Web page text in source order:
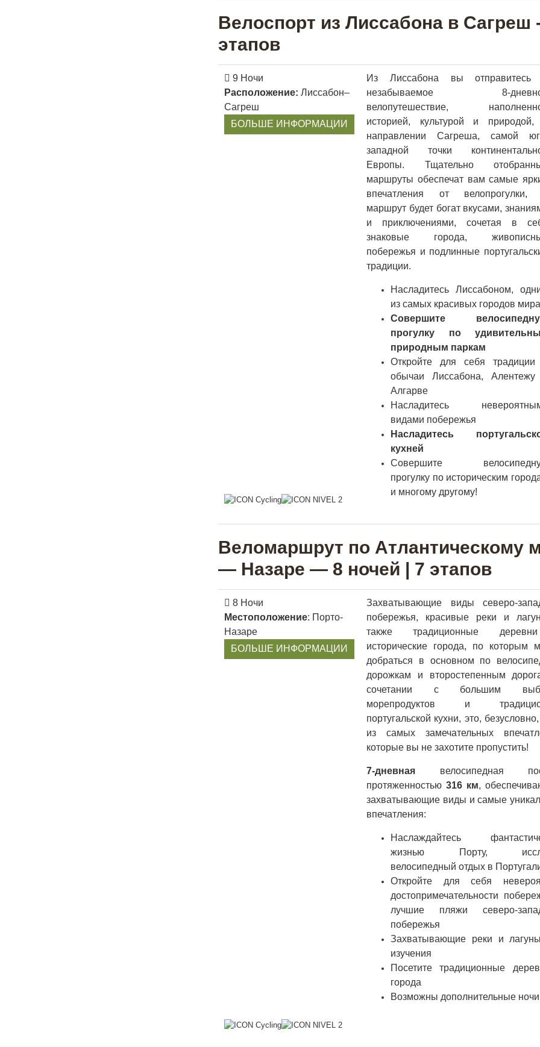
Велоспорт из Лиссабона в Сагреш
этапов
9 Ночи
Расположение: Лиссабон–
Сагреш
БОЛЬШЕ ИНФОРМАЦИИ
Из Лиссабона вы отправитесь
незабываемое 8-
велопутешествие,
историей, культурой и
направлении Сагреша, самой
западной точки
Европы. Тщательно
маршруты обеспечат вам самые
впечатления от велопрогулки,
маршрут будет богат вкусами,
и приключениями, сочетая в
знаковые города,
побережья и подлинные
традиции.
Насладитесь Лиссабоном,
из самых красивых городов мира
Совершите
прогулку по
природным паркам
Откройте для себя
обычаи Лиссабона,
Алгарве
Насладитесь
видами побережья
Насладитесь
кухней
Совершите
прогулку по историческим
и многому другому!
Веломаршрут по Атлантическому
— Назаре — 8 ночей | 7 этапов
8 Ночи
Местоположение: Порто-
Назарe
БОЛЬШЕ ИНФОРМАЦИИ
Захватывающие виды северо-
побережья, красивые реки и
также традиционные
исторические города, по которым
добраться в основном по
дорожкам и второстепенным
сочетании с большим
морепродуктов и
португальской кухни, это,
из самых замечательных
которые вы не захотите пропустить!
7-дневная велосипедная
протяженностью 316 км,
захватывающие виды и самые
впечатления:
Наслаждайтесь
жизнью Порту,
велосипедный отдых в
Откройте для себя
достопримечательности
лучшие пляжи северо-
побережья
Захватывающие реки и
изучения
Посетите традиционные
города
Возможны дополнительные ночи